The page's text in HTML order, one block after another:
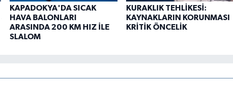
KAPADOKYA'DA SICAK
HAVA BALONLARI
ARASINDA 200 KM HIZ İLE
SLALOM
KURAKLIK TEHLİKESİ:
KAYNAKLARIN KORUNMASI
KRİTİK ÖNCELİK